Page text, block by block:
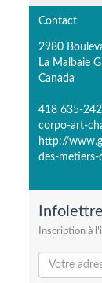
Contact
2980
La Malbaie
Canada
418 635-
corpo-art-
http://
des-
Infolettre
Inscription à